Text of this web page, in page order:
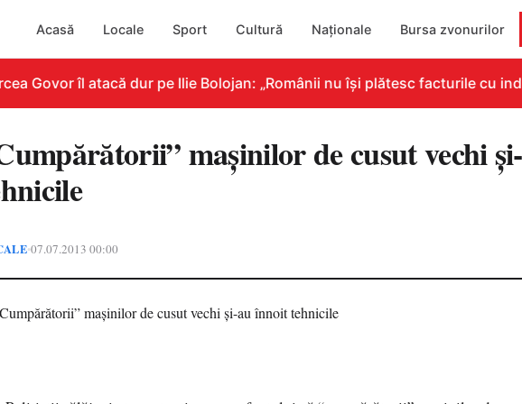
Acasă Locale Sport Cultură Naționale Bursa zvonurilor
Govor îl atacă dur pe Ilie Bolojan: „Românii nu își plătesc facturile cu
maşinilor de cusut vechi
•07.07.2013 00:00